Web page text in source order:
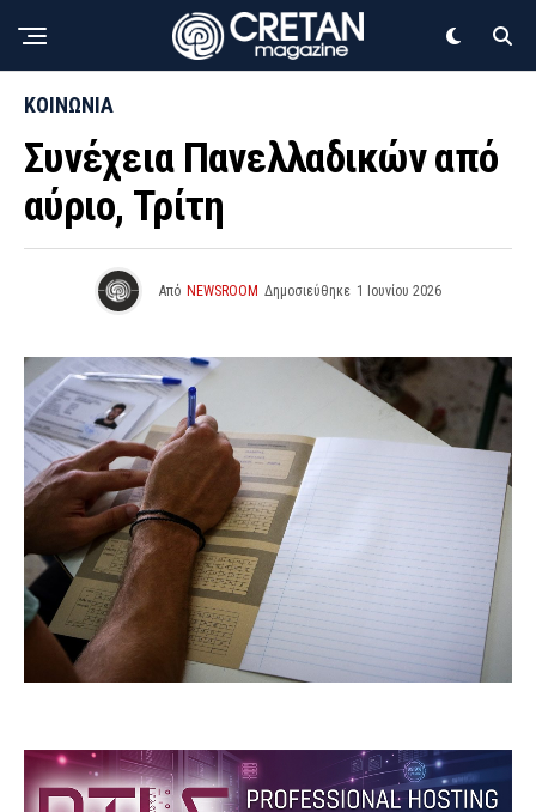
ΚΟΙΝΩΝΙΑ
Συνέχεια Πανελλαδικών από
αύριο, Τρίτη
Από NEWSROOM Δημοσιεύθηκε 1 Ιουνίου 2026